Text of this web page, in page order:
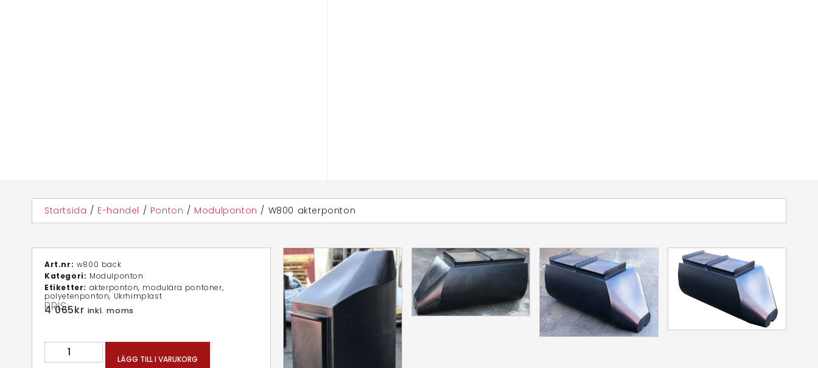
Startsida / E-handel / Ponton / Modulponton / W800 akterponton
Art.nr: w800 back
Kategori: Modulponton
Etiketter: akterponton, modulära pontoner,
polyetenponton, Ukrhimplast
PRIS:
4 065kr inkl. moms
LÄGG TILL I VARUKORG